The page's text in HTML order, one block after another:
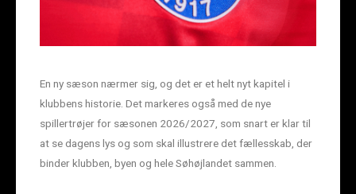
En ny sæson nærmer sig, og det er et helt nyt kapitel i
klubbens historie. Det markeres også med de nye
spillertrøjer for sæsonen 2026/2027, som snart er klar til
at se dagens lys og som skal illustreredet fællesskab, der
binder klubben, byen og hele Søhøjlandet sammen.